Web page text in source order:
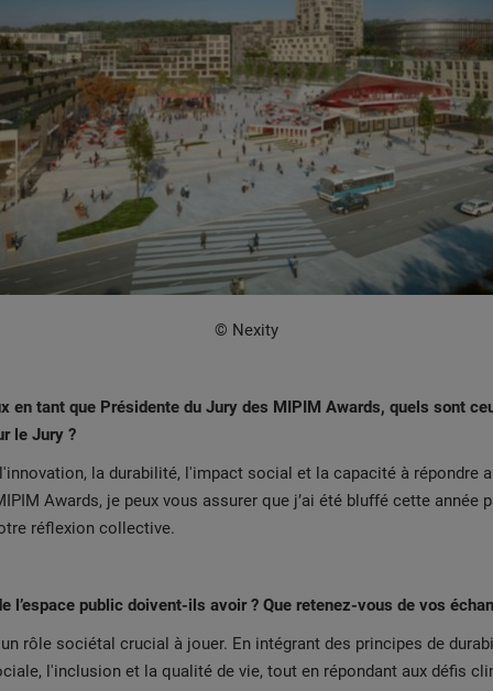
© Nexity
en tant que Présidente du Jury des MIPIM Awards, quels sont
le Jury ?
la durabilité, l'impact social et la capacité à répondre
Awards, je peux vous assurer que j’ai été bluffé cette
réflexion collective.
l’espace public doivent-ils avoir ? Que retenez-vous de vos
rôle sociétal crucial à jouer. En intégrant des principes de
l'inclusion et la qualité de vie, tout en répondant aux défis